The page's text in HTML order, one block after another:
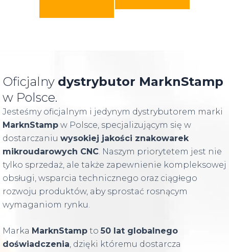
Oficjalny dystrybutor MarknStamp
w Polsce.
Jesteśmy oficjalnym i jedynym dystrybutorem marki
MarknStamp w Polsce, specjalizującym się w
dostarczaniu wysokiej jakości znakowarek
mikroudarowych CNC . Naszym priorytetem jest nie
tylko sprzedaż, ale także zapewnienie kompleksowej
obsługi, wsparcia technicznego oraz ciągłego
rozwoju produktów, aby sprostać rosnącym
wymaganiom rynku.
Marka MarknStamp to 50 lat globalnego
doświadczenia, dzięki któremu dostarcza